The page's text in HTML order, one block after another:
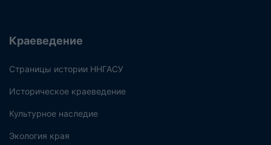
Краеведение
Страницы истории ННГАСУ
Историческое краеведение
Культурное наследие
Экология края